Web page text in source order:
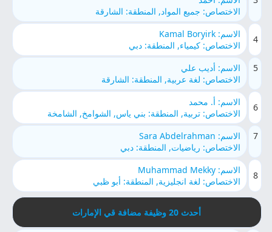
الاختصاص: جميع المواد, المنطقة: الشارقة
4
الاسم: Kamal Boryirk
الاختصاص: كيمياء, المنطقة: دبي
5
الاسم: أديب علي
الاختصاص: لغة عربية, المنطقة: الشارقة
6
الاسم: أ. محمد
الاختصاص: تربية, المنطقة: بني ياس, الشوامخ, الشامخة
7
الاسم: Sara Abdelrahman
الاختصاص: رياضيات, المنطقة: دبي
8
الاسم: Muhammad Mekky
الاختصاص: لغة انجليزية, المنطقة: أبو ظبي
أحدث 20 وظيفة مضافة قي الإمارات